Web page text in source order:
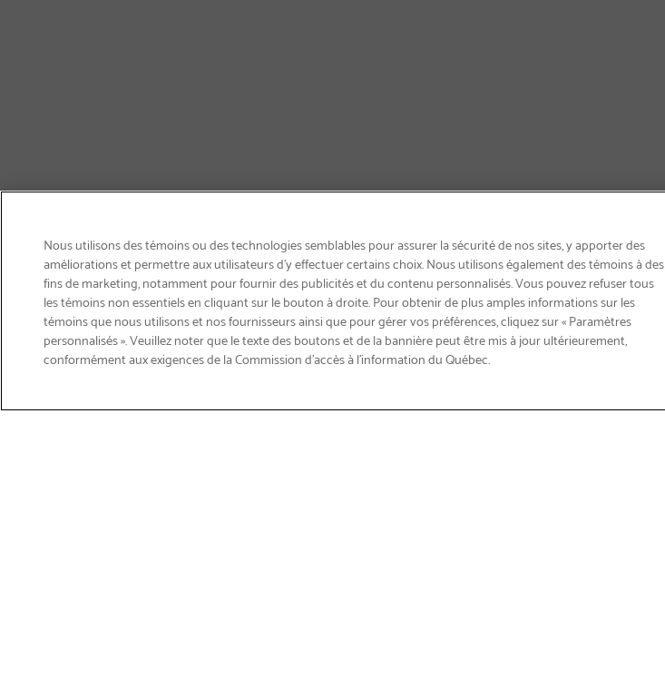
Courriel
Nous utilisons des témoins ou des technologies semblables pour assurer la sécurité de nos sites, y apporter des
améliorations et permettre aux utilisateurs d’y effectuer certains choix. Nous utilisons également des témoins à des
fins de marketing, notamment pour fournir des publicités et du contenu personnalisés. Vous pouvez refuser tous
les témoins non essentiels en cliquant sur le bouton à droite. Pour obtenir de plus amples informations sur les
témoins que nous utilisons et nos fournisseurs ainsi que pour gérer vos préférences, cliquez sur « Paramètres
personnalisés ». Veuillez noter que le texte des boutons et de la bannière peut être mis à jour ultérieurement,
conformément aux exigences de la Commission d’accès à l’information du Québec.